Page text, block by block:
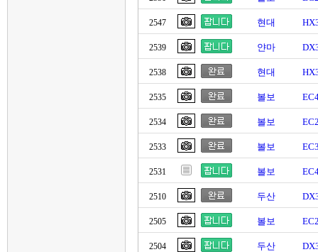
2547 현대
2539 얀마
2538 현대
2535 볼보
2534 볼보
2533 볼보
2531 볼보
2510 두산
2505 볼보
2504 두산